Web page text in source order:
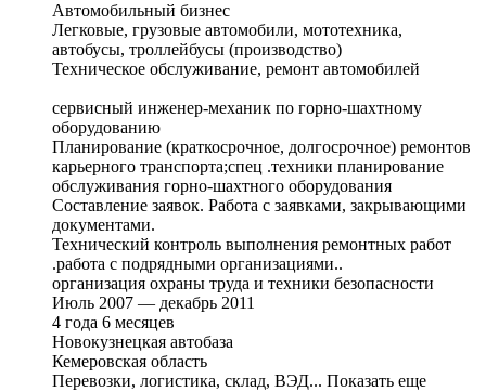
Автомобильный бизнес
Легковые, грузовые автомобили, мототехника,
автобусы, троллейбусы (производство)
Техническое обслуживание, ремонт автомобилей
сервисный инженер-механик по горно-шахтному
оборудованию
Планирование (краткосрочное, долгосрочное) ремонтов
карьерного транспорта;спец .техники планирование
обслуживания горно-шахтного оборудования
Составление заявок. Работа с заявками, закрывающими
документами.
Технический контроль выполнения ремонтных работ
.работа с подрядными организациями..
организация охраны труда и техники безопасности
Июль 2007 — декабрь 2011
4 года 6 месяцев
Новокузнецкая автобаза
Кемеровская область
Перевозки, логистика, склад, ВЭД... Показать еще